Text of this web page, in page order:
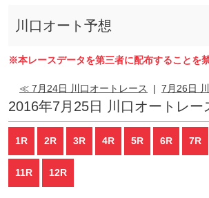
川口オート予想
※本レースデータを第三者に配布することを禁
≪ 7月24日 川口オートレース | 7月26日
2016年7月25日 川口オートレー
1R 2R 3R 4R 5R 6R 7R
11R 12R